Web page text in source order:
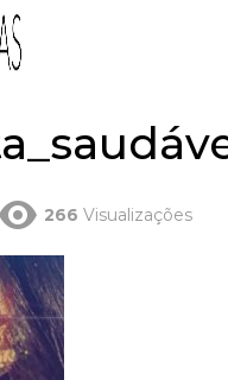
266 Visualizações